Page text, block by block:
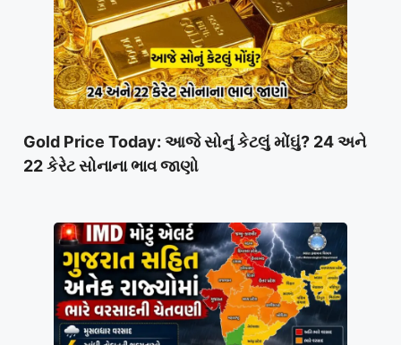
Gold Price Today: આજે સોનું કેટલું મોંઘું? 24 અને
22 કેરેટ સોનાના ભાવ જાણો